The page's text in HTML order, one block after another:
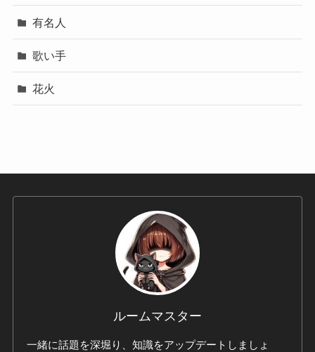
有名人
歌い手
花火
ルームマスター
一緒に話題を深堀り、知識をアップデートしましょ